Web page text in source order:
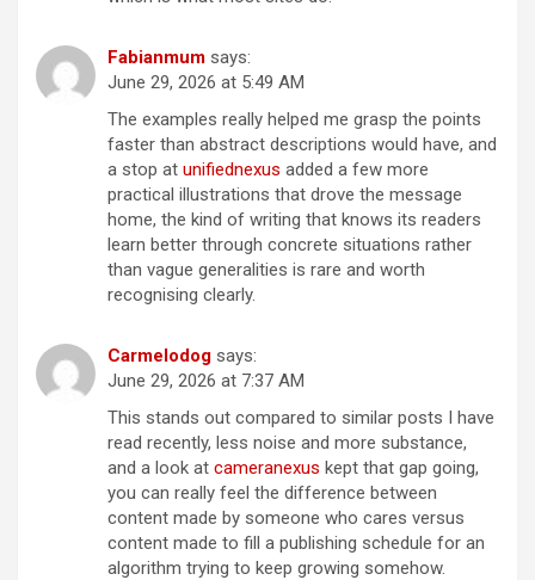
Fabianmum says:
June 29, 2026 at 5:49 AM
The examples really helped me grasp the points
faster than abstract descriptions would have, and
a stop at unifiednexus added a few more
practical illustrations that drove the message
home, the kind of writing that knows its readers
learn better through concrete situations rather
than vague generalities is rare and worth
recognising clearly.
Carmelodog says:
June 29, 2026 at 7:37 AM
This stands out compared to similar posts I have
read recently, less noise and more substance,
and a look at cameranexus kept that gap going,
you can really feel the difference between
content made by someone who cares versus
content made to fill a publishing schedule for an
algorithm trying to keep growing somehow.